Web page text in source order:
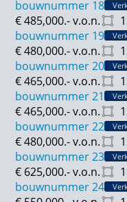
bouwnummer 18
€ 485,000.-v.o.n.
bouwnummer 19
€ 480,000.-v.o.n.
bouwnummer 20
€ 465,000.-v.o.n.
bouwnummer 21
€ 465,000.-v.o.n.
bouwnummer 22
€ 480,000.-v.o.n.
bouwnummer 23
€ 625,000.-v.o.n.
bouwnummer 24